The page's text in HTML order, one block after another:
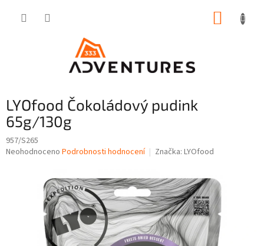
LYOfood Čokoládový pudink
65g/130g
957/S265
Průměrné
Neohodnoceno Podrobnosti hodnocení Značka: LYOfood